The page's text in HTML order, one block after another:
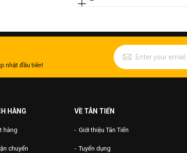
nhật đầu tiên!
HÀNG
hàng
chuyển
VỀ TÂN TIẾN
Giới thiệu Tân Tiến
Tuyển dụng